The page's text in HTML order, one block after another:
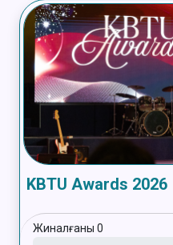
KBTU Awards 2026
Жиналғаны 0